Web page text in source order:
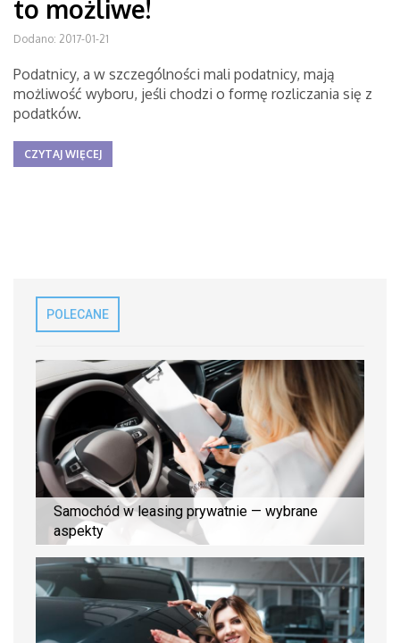
to możliwe!
Dodano: 2017-01-21
Podatnicy, a w szczególności mali podatnicy, mają
możliwość wyboru, jeśli chodzi o formę rozliczania się z
podatków.
CZYTAJ WIĘCEJ
POLECANE
Samochód w leasing prywatnie — wybrane
aspekty